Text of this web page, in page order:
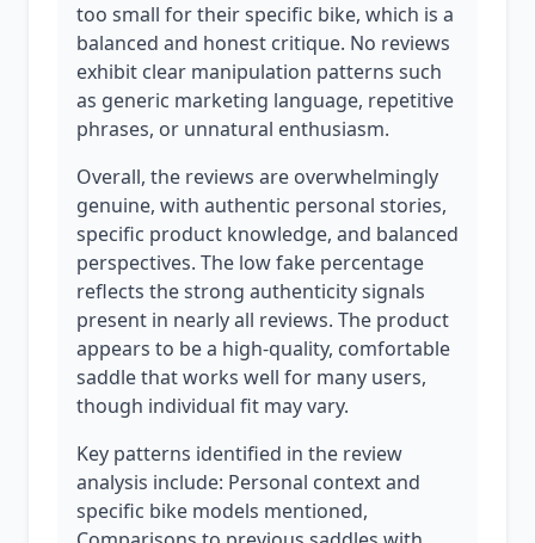
too small for their specific bike, which is a
balanced and honest critique. No reviews
exhibit clear manipulation patterns such
as generic marketing language, repetitive
phrases, or unnatural enthusiasm.
Overall, the reviews are overwhelmingly
genuine, with authentic personal stories,
specific product knowledge, and balanced
perspectives. The low fake percentage
reflects the strong authenticity signals
present in nearly all reviews. The product
appears to be a high-quality, comfortable
saddle that works well for many users,
though individual fit may vary.
Key patterns identified in the review
analysis include: Personal context and
specific bike models mentioned,